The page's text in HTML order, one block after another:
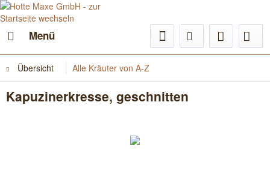
Menü
Übersicht Alle Kräuter von A-Z
Kapuzinerkresse, geschnitten